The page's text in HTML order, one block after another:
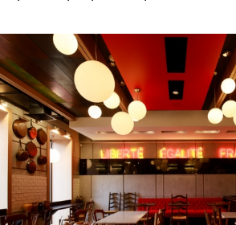
Открылась
шедеврами Дали и Ван
можно съесть!)